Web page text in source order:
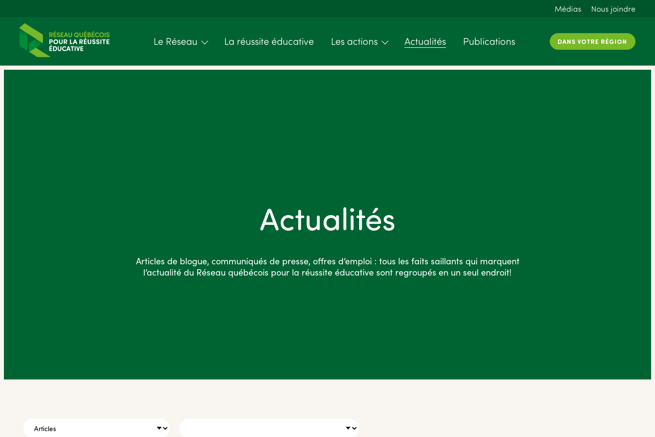
Médias Nous joindre
Le Réseau La réussite éducative Les actions Actualités Publications DANS VOTRE RÉGION
Actualités
Articles de blogue, communiqués de presse, offres d’emploi : tous les faits saillants qui marquent
l’actualité du Réseau québécois pour la réussite éducative sont regroupés en un seul endroit!